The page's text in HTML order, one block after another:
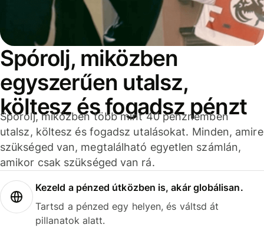
Spórolj, miközben
egyszerűen utalsz,
költesz és fogadsz pénzt
Spórolj, miközben több mint 40 pénznemben
utalsz, költesz és fogadsz utalásokat. Minden, amire
szükséged van, megtalálható egyetlen számlán,
amikor csak szükséged van rá.
Kezeld a pénzed útközben is, akár globálisan.
Tartsd a pénzed egy helyen, és váltsd át
pillanatok alatt.